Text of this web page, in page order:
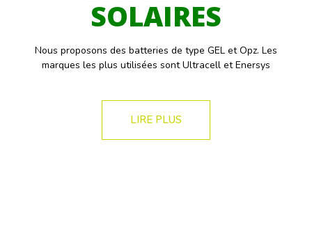
SOLAIRES
Nous proposons des batteries de type GEL et Opz. Les
marques les plus utilisées sont Ultracell et Enersys
LIRE PLUS